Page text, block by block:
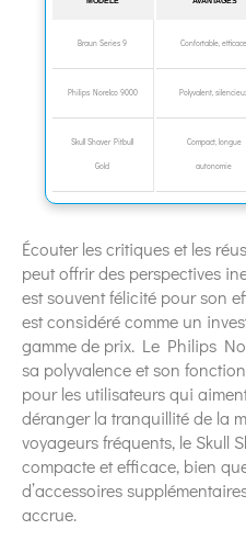
Braun Series 9 Confortable, efficace
Philips Norelco 9000 Polyvalent,
Skull Shaver Pitbull
Gold
Compact, longue
autonomie
Écouter les critiques et les
peut offrir des perspectives
est souvent félicité pour son
est considéré comme un
gamme de prix. Le Philips
sa polyvalence et son
pour les utilisateurs qui
déranger la tranquillité de la
voyageurs fréquents, le Skull
compacte et efficace, bien
d’accessoires
accrue.